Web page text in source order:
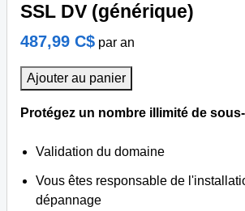
SSL DV (générique)
487,99 C$ par an
Ajouter au panier
Protégez un nombre illimité de
Validation du domaine
Vous êtes responsable de
dépannage